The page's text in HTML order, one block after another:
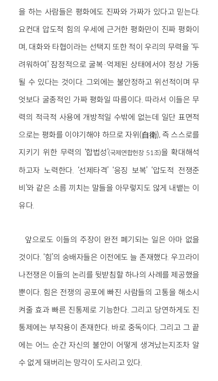
을 하는 사람들은 평화에도 진짜와 가짜가 있다고 믿는다.
요컨대 압도적 힘의 우세에 근거한 평화만이 진짜 평화이
며, 대화와 타협이라는 선택지 또한 적이 우리의 무력을 ‘두
려워하여’ 잠정적으로 굴복·억제된 상태에서야 정상 가동
될 수 있다는 것이다. 그외에는 불안정하고 위선적이며 무
엇보다 굴종적인 가짜 평화일 따름이다. 따라서 이들은 무
력의 적극적 사용에 개방적일 수밖에 없는데 일단 표면적
으로는 평화를 이야기해야 하므로 자위(自衛), 즉 스스로를
지키기 위한 무력의 ‘합법성’(국제연합헌장 51조)을 확대해석
하고자 노력한다. ‘선제타격’ ‘응징 보복’ ‘압도적 전쟁준
비’와 같은 소름 끼치는 말들을 아무렇지도 않게 내뱉는 이
유다.
앞으로도 이들의 주장이 완전 폐기되는 일은 아마 없을
것이다. ‘힘’의 숭배자들은 이전에도 늘 존재했다. 우끄라이
나전쟁은 이들의 논리를 뒷받침할 하나의 사례를 제공했을
뿐이다. 힘은 전쟁의 공포에 빠진 사람들의 고통을 해소시
켜줄 효과 빠른 진통제로 기능한다. 그리고 당연하게도 진
통제에는 부작용이 존재한다. 바로 중독이다. 그리고 그 끝
에는 어느 순간 자신의 불안이 어떻게 생겨났는지조차 알
수 없게 돼버리는 망각이 도사리고 있다.